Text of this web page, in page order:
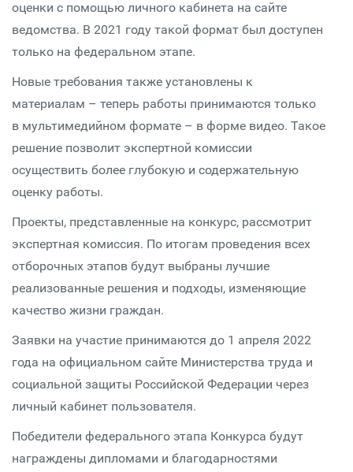
оценки с помощью личного кабинета на сайте
ведомства. В 2021 году такой формат был доступен
только на федеральном этапе.
Новые требования также установлены к
материалам – теперь работы принимаются только
в мультимедийном формате – в форме видео. Такое
решение позволит экспертной комиссии
осуществить более глубокую и содержательную
оценку работы.
Проекты, представленные на конкурс, рассмотрит
экспертная комиссия. По итогам проведения всех
отборочных этапов будут выбраны лучшие
реализованные решения и подходы, изменяющие
качество жизни граждан.
Заявки на участие принимаются до 1 апреля 2022
года на официальном сайте Министерства труда и
социальной защиты Российской Федерации через
личный кабинет пользователя.
Победители федерального этапа Конкурса будут
награждены дипломами и благодарностями